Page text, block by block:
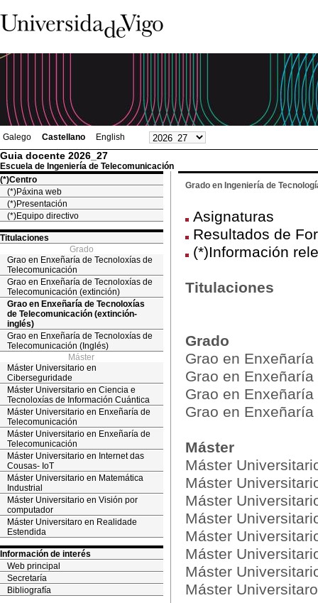
Galego Castellano English
Guia docente 2026_27
Escuela de Ingeniería de Telecomunicación
(*)Centro
(*)Páxina web
(*)Presentación
(*)Equipo directivo
Titulaciones
Grado
Grao en Enxeñaría de Tecnoloxías de
Telecomunicación
Grao en Enxeñaría de Tecnoloxías de
Telecomunicación (extinción)
Grao en Enxeñaría de Tecnoloxías
de Telecomunicación (extinción-
inglés)
Grao en Enxeñaría de Tecnoloxías de
Telecomunicación (Inglés)
Máster
Máster Universitario en
Ciberseguridade
Máster Universitario en Ciencia e
Tecnoloxías de Información Cuántica
Máster Universitario en Enxeñaría de
Telecomunicación
Máster Universitario en Enxeñaría de
Telecomunicación
Máster Universitario en Internet das
Cousas- IoT
Máster Universitario en Matemática
Industrial
Máster Universitario en Visión por
computador
Máster Universitaro en Realidade
Estendida
Información de interés
Web principal
Secretaría
Bibliografía
Grado en Ingeniería de
Asignaturas
Resultados de
(*)Información
Titulaciones
Grado
Grao en
Grao en
Grao en
Grao en
Máster
Máster
Máster
Máster
Máster
Máster
Máster
Máster
Máster